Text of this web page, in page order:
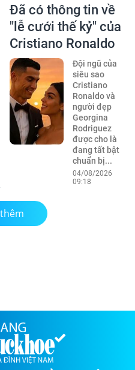
Đã có thông tin về
"lễ cưới thế kỷ" của
Cristiano Ronaldo
Đội ngũ của
siêu sao
Cristiano
Ronaldo và
người đẹp
Georgina
Rodriguez
được cho là
đang tất bật
chuẩn bị...
04/08/2026
09:18